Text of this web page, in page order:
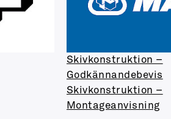
Skivkonstruktion –
Godkännandebevis
Skivkonstruktion –
Montageanvisning